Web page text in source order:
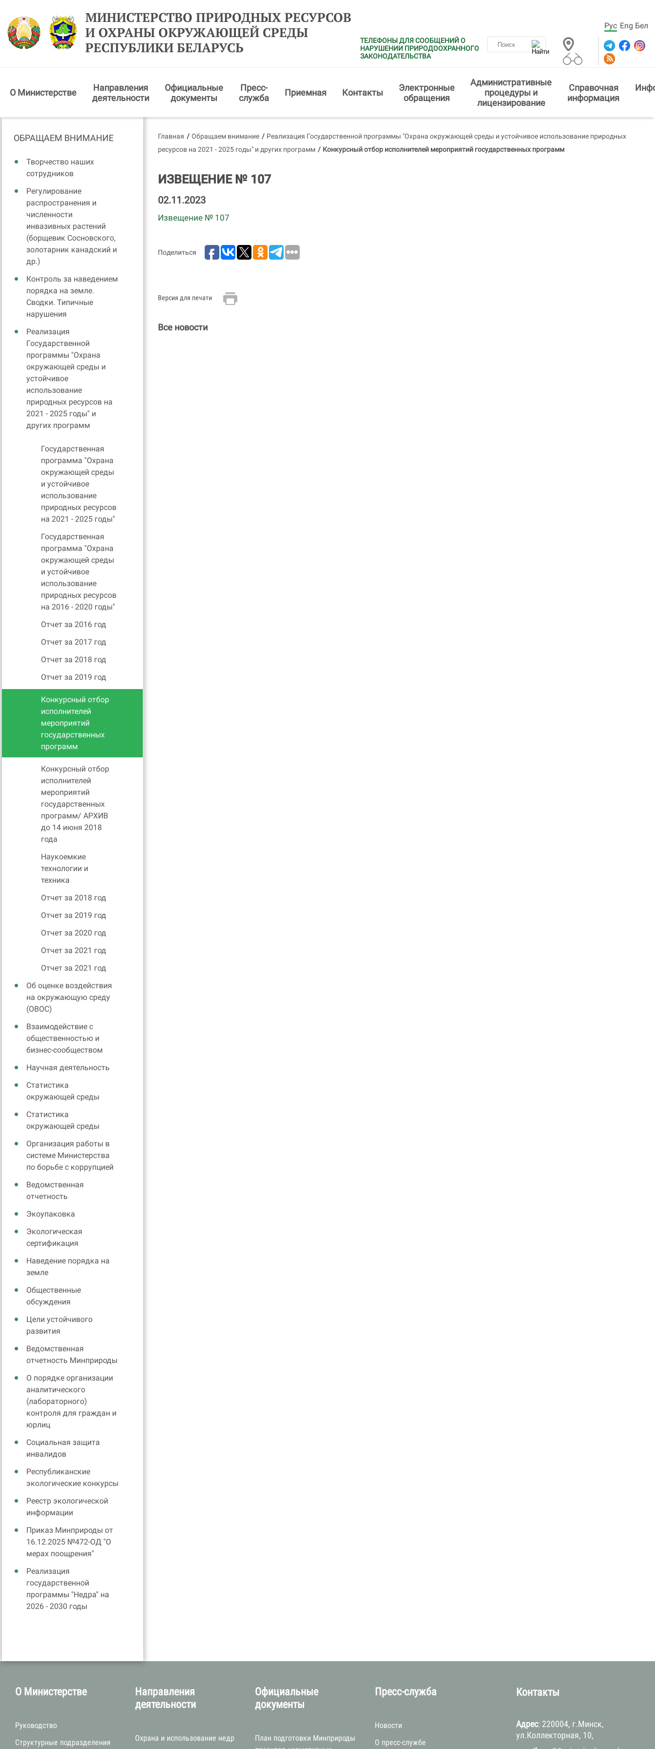
МИНИСТЕРСТВО ПРИРОДНЫХ РЕСУРСОВ
И ОХРАНЫ ОКРУЖАЮЩЕЙ СРЕДЫ
РЕСПУБЛИКИ БЕЛАРУСЬ
Рус Eng Бел
ТЕЛЕФОНЫ ДЛЯ СООБЩЕНИЙ О
НАРУШЕНИИ ПРИРОДООХРАННОГО
ЗАКОНОДАТЕЛЬСТВА
О Министерстве
Направления
деятельности
Официальные
документы
Пресс-
служба
Приемная Контакты
Электронные
обращения
Административные
процедуры и
лицензирование
Справочная
информация
ОБРАЩАЕМ ВНИМАНИЕ
Творчество наших
сотрудников
Регулирование
распространения и
численности
инвазивных растений
(борщевик Сосновского,
золотарник канадский и
др.)
Контроль за наведением
порядка на земле.
Сводки. Типичные
нарушения
Реализация
Государственной
программы "Охрана
окружающей среды и
устойчивое
использование
природных ресурсов на
2021 - 2025 годы" и
других программ
Государственная
программа "Охрана
окружающей среды
и устойчивое
использование
природных ресурсов
на 2021 - 2025 годы"
Государственная
программа "Охрана
окружающей среды
и устойчивое
использование
природных ресурсов
на 2016 - 2020 годы"
Отчет за 2016 год
Отчет за 2017 год
Отчет за 2018 год
Отчет за 2019 год
Конкурсный отбор
исполнителей
мероприятий
государственных
программ
Конкурсный отбор
исполнителей
мероприятий
государственных
программ/ АРХИВ
до 14 июня 2018
года
Наукоемкие
технологии и
техника
Отчет за 2018 год
Отчет за 2019 год
Отчет за 2020 год
Отчет за 2021 год
Отчет за 2021 год
Об оценке воздействия
на окружающую среду
(ОВОС)
Взаимодействие с
общественностью и
бизнес-сообществом
Научная деятельность
Статистика
окружающей среды
Статистика
окружающей среды
Организация работы в
системе Министерства
по борьбе с коррупцией
Ведомственная
отчетность
Экоупаковка
Экологическая
сертификация
Наведение порядка на
земле
Общественные
обсуждения
Цели устойчивого
развития
Ведомственная
отчетность Минприроды
О порядке организации
аналитического
(лабораторного)
контроля для граждан и
юрлиц
Социальная защита
инвалидов
Республиканские
экологические конкурсы
Реестр экологической
информации
Приказ Минприроды от
16.12.2025 №472-ОД "О
мерах поощрения"
Реализация
государственной
программы "Недра" на
2026 - 2030 годы
Главная / Обращаем внимание / Реализация Государственной программы "Охрана окружающей среды и устойчивое использование природных
ресурсов на 2021 - 2025 годы" и других программ / Конкурсный отбор исполнителей мероприятий государственных программ
ИЗВЕЩЕНИЕ № 107
02.11.2023
Извещение № 107
Поделиться
Версия для печати
Все новости
О Министерстве
Руководство
Структурные подразделения
Направления
деятельности
Охрана и использование недр
Официальные
документы
План подготовки Минприроды
Пресс-служба
Новости
О пресс-службе
Контакты
Адрес: 220004, г.Минск,
ул.Коллекторная, 10,